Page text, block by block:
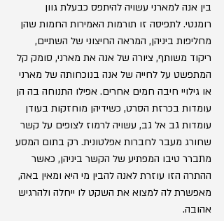
בין אנה למארני עשויה להיתפס כבעלת גוון
רומנטי. לתפיסה זו תורמות האמירות החמות שהן
מחליפות ביניהן, המראה החיצוני של השתיים,
ריקוד משותף, ציורה של אנה את מארני, סומק קל
המתפשט על לחייה של אנה בנוכחותה של מארני
או גילויי חיבה חמים אחרים. אפילו התנוחה בה הן
עומדות בכרזת הסרט, כשידיהן מוחזקות בעודן
עומדות גב אל גב, עשויה לרמוז לצופים על קשר
שחורג מעבר לחברות אפלטונית. רק בתום המסע
מתברר טיבו המפתיע של הקשר ביניהן, כאשר
ההתרה הזו עוזרת לאנה להבין מי היא ומאין באה,
מאפשרת לה למצוא את השקט לו ייחלה ולהרגיש
אהובה.